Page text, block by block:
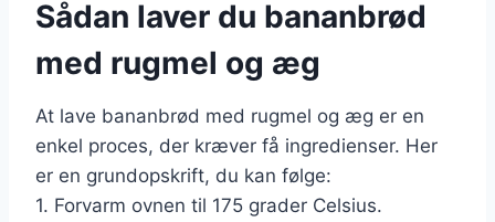
Sådan laver du bananbrød
med rugmel og æg
At lave bananbrød med rugmel og æg er en
enkel proces, der kræver få ingredienser. Her
er en grundopskrift, du kan følge:
1. Forvarm ovnen til 175 grader Celsius.